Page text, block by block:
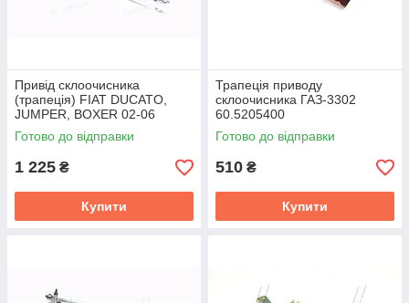
Привід склоочисника
(трапеція) FIAT DUCATO,
JUMPER, BOXER 02-06
(DECARO) DE.67.00046
Готово до відправки
1 225 ₴
Купити
Трапеція приводу
склоочисника ГАЗ-3302
60.5205400
Готово до відправки
510 ₴
Купити